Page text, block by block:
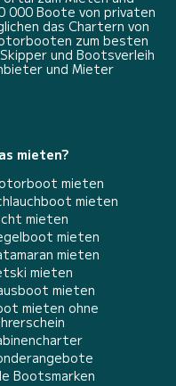
000 Boote von privaten
das Chartern von
zum besten
und Bootsverleih
und Mieter
mieten?
mieten
mieten
mieten
mieten
mieten
mieten
mieten
mieten ohne
Bootsmarken